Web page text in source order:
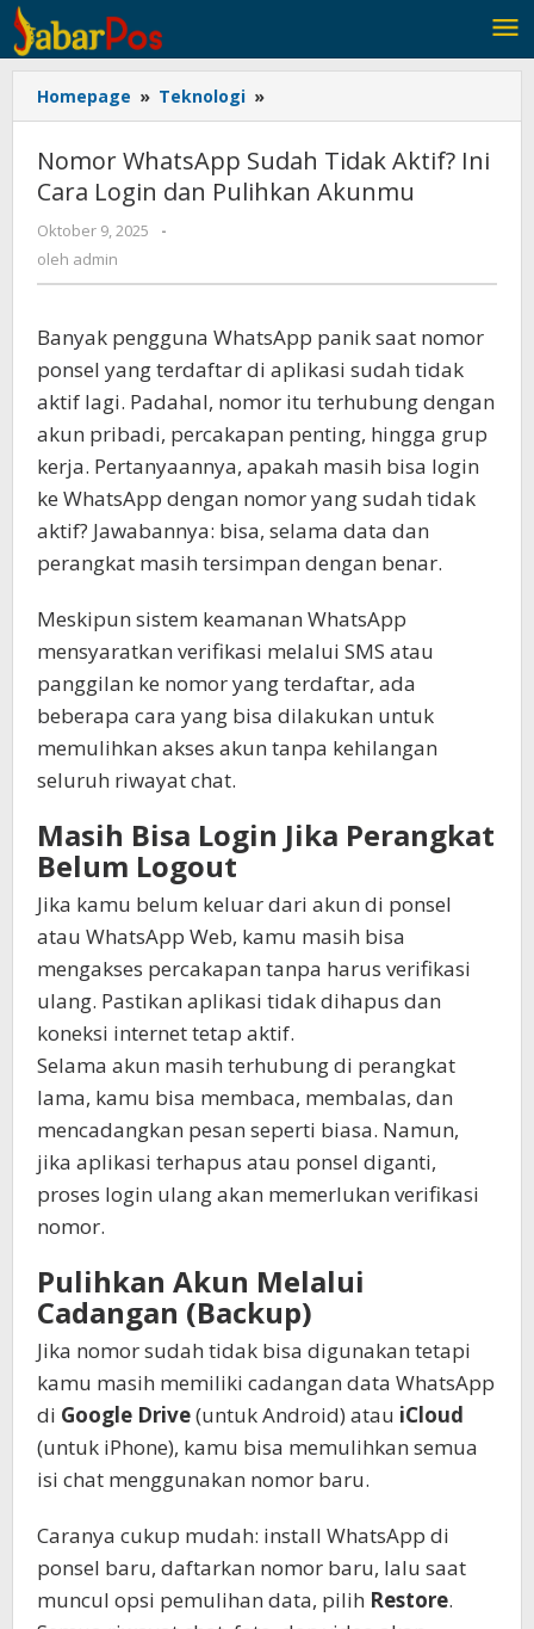
Lewati
ke
konten
Homepage » Teknologi »
WhatsApp
Sudah
Tidak
Aktif?
Akunmu
Nomor WhatsApp Sudah Tidak Aktif? Ini
Cara Login dan Pulihkan Akunmu
Oktober 9, 2025
oleh
-
oleh admin
Banyak pengguna WhatsApp panik saat nomor
ponsel yang terdaftar di aplikasi sudah tidak
aktif lagi. Padahal, nomor itu terhubung dengan
akun pribadi, percakapan penting, hingga grup
kerja. Pertanyaannya, apakah masih bisa login
ke WhatsApp dengan nomor yang sudah tidak
aktif? Jawabannya: bisa, selama data dan
perangkat masih tersimpan dengan benar.
Meskipun sistem keamanan WhatsApp
mensyaratkan verifikasi melalui SMS atau
panggilan ke nomor yang terdaftar, ada
beberapa cara yang bisa dilakukan untuk
memulihkan akses akun tanpa kehilangan
seluruh riwayat chat.
Masih Bisa Login Jika Perangkat
Belum Logout
Jika kamu belum keluar dari akun di ponsel
atau WhatsApp Web, kamu masih bisa
mengakses percakapan tanpa harus verifikasi
ulang. Pastikan aplikasi tidak dihapus dan
koneksi internet tetap aktif.
Selama akun masih terhubung di perangkat
lama, kamu bisa membaca, membalas, dan
mencadangkan pesan seperti biasa. Namun,
jika aplikasi terhapus atau ponsel diganti,
proses login ulang akan memerlukan verifikasi
nomor.
Pulihkan Akun Melalui
Cadangan (Backup)
Jika nomor sudah tidak bisa digunakan tetapi
kamu masih memiliki cadangan data WhatsApp
di Google Drive(untuk Android) atau iCloud
(untuk iPhone), kamu bisa memulihkan semua
isi chat menggunakan nomor baru.
Caranya cukup mudah: install WhatsApp di
ponsel baru, daftarkan nomor baru, lalu saat
muncul opsi pemulihan data, pilih Restore.